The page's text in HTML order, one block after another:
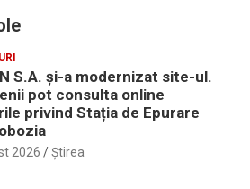
S.A. și-a modernizat site-ul.
pot consulta online
privind Stația de Epurare
2026 Ştirea